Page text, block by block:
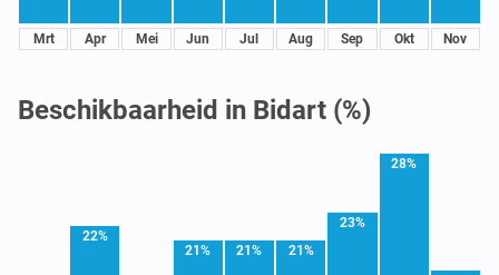
Mrt Apr Mei Jun Jul Aug Sep Okt Nov
Beschikbaarheid in Bidart (%)
22%
21%
21% 21%
23%
28%